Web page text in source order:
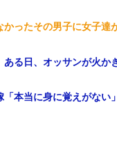
ったその男子に女子達
る日、オッサンが火か
本当に身に覚えがない」